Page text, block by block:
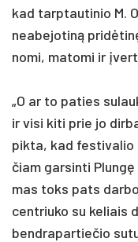
kad tarp­tau­ti­nio M.
nea­be­jo­tiną
no­mi, ma­to­mi ir
„O ar to pa­ties
ir vi­si ki­ti prie jo
pik­ta, kad
čiam gar­sin­ti
mas toks pa­ts
cent­riu­ko su ke­liais
bend­ra­par­tie­čio